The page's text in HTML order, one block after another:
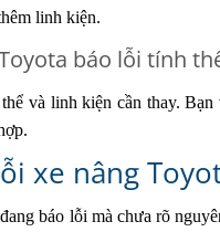
linh kiện.
báo lỗi tính
và linh kiện cần thay.
xe nâng
báo lỗi mà chưa rõ